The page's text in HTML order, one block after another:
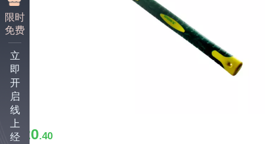
￥ 20.40
限时
免费
立
即
开
启
线
上
经